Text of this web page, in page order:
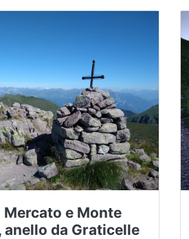
Mercato e Monte
anello da Graticelle